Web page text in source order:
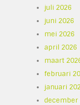
juli 2026
juni 2026
mei 2026
april 2026
maart
februari
januari
december